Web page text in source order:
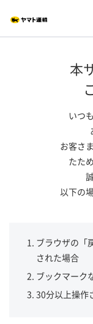
本
いつ
お客さ
たた
以下の
ブラウザの「
された場合
ブックマーク
30分以上操作